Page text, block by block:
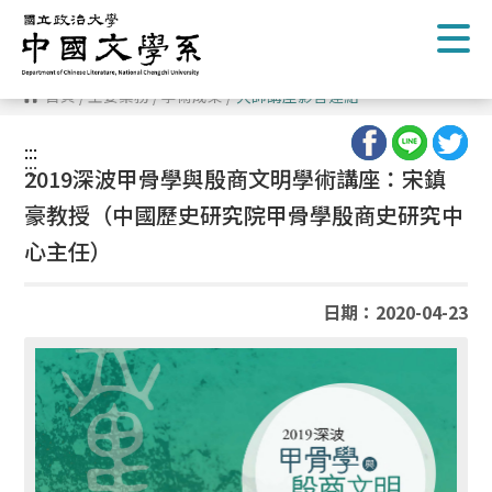
跳
到
主
要
內
容 首頁/主要業務/學術成果/大師講座影音連結
:::
:::
2019深波甲骨學與殷商文明學術講座：宋鎮
豪教授（中國歷史研究院甲骨學殷商史研究中
心主任）
日期：2020-04-23